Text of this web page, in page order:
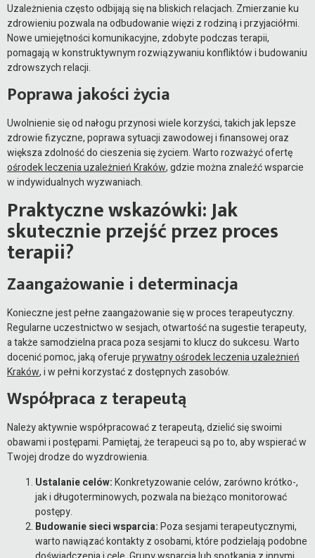
Uzależnienia często odbijają się na bliskich relacjach. Zmierzanie ku
zdrowieniu pozwala na odbudowanie więzi z rodziną i przyjaciółmi.
Nowe umiejętności komunikacyjne, zdobyte podczas terapii,
pomagają w konstruktywnym rozwiązywaniu konfliktów i budowaniu
zdrowszych relacji.
Poprawa jakości życia
Uwolnienie się od nałogu przynosi wiele korzyści, takich jak lepsze
zdrowie fizyczne, poprawa sytuacji zawodowej i finansowej oraz
większa zdolność do cieszenia się życiem. Warto rozważyć ofertę
ośrodek leczenia uzależnień Kraków, gdzie można znaleźć wsparcie
w indywidualnych wyzwaniach.
Praktyczne wskazówki: Jak
skutecznie przejść przez proces
terapii?
Zaangażowanie i determinacja
Konieczne jest pełne zaangażowanie się w proces terapeutyczny.
Regularne uczestnictwo w sesjach, otwartość na sugestie terapeuty,
a także samodzielna praca poza sesjami to klucz do sukcesu. Warto
docenić pomoc, jaką oferujeprywatny ośrodek leczenia uzależnień
Kraków, i w pełni korzystać z dostępnych zasobów.
Współpraca z terapeutą
Należy aktywnie współpracować z terapeutą, dzielić się swoimi
obawami i postępami. Pamiętaj, że terapeuci są po to, aby wspierać w
Twojej drodze do wyzdrowienia.
Ustalanie celów:Konkretyzowanie celów, zarówno krótko-,
jak i długoterminowych, pozwala na bieżąco monitorować
postępy.
Budowanie sieci wsparcia:Poza sesjami terapeutycznymi,
warto nawiązać kontakty z osobami, które podzielają podobne